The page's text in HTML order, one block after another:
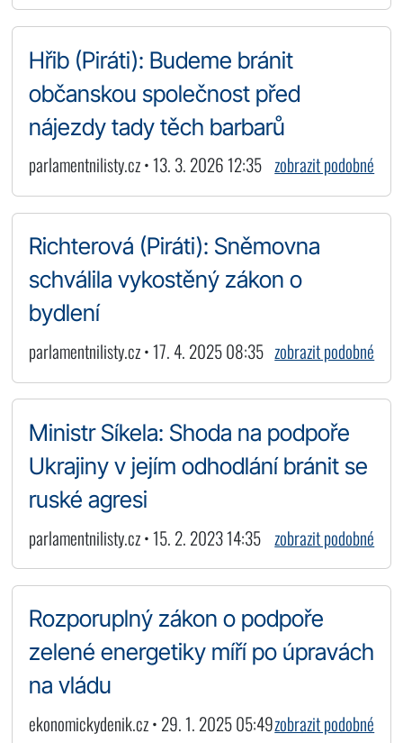
Hřib (Piráti): Budeme bránit
občanskou společnost před
nájezdy tady těch barbarů
parlamentnilisty.cz • 13. 3. 2026 12:35 zobrazit podobné
Richterová (Piráti): Sněmovna
schválila vykostěný zákon o
bydlení
parlamentnilisty.cz • 17. 4. 2025 08:35 zobrazit podobné
Ministr Síkela: Shoda na podpoře
Ukrajiny v jejím odhodlání bránit se
ruské agresi
parlamentnilisty.cz • 15. 2. 2023 14:35 zobrazit podobné
Rozporuplný zákon o podpoře
zelené energetiky míří po úpravách
na vládu
ekonomickydenik.cz • 29. 1. 2025 05:49zobrazit podobné